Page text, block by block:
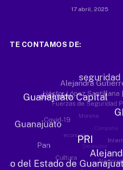
17 abril, 2025
TE CONTAMOS DE: